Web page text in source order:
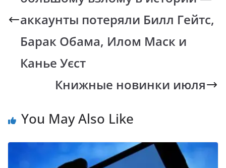
k p k
аккаунты потеряли Билл Гейтс,
Барак Обама, Илом Маск и
Канье Уєст
Книжные новинки июля
You May Also Like